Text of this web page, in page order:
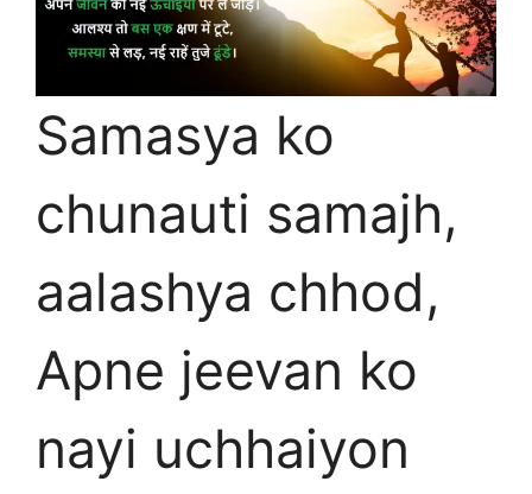
Samasya ko
chunauti samajh,
aalashya chhod,
Apne jeevan ko
nayi uchhaiyon